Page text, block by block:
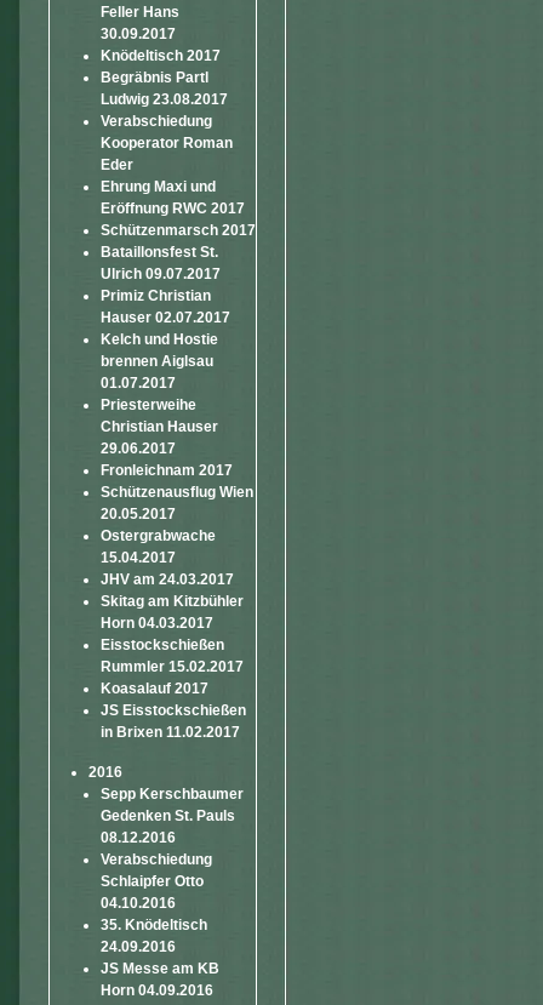
Feller Hans
30.09.2017
Knödeltisch 2017
Begräbnis Partl
Ludwig 23.08.2017
Verabschiedung
Kooperator Roman
Eder
Ehrung Maxi und
Eröffnung RWC 2017
Schützenmarsch 2017
Bataillonsfest St.
Ulrich 09.07.2017
Primiz Christian
Hauser 02.07.2017
Kelch und Hostie
brennen Aiglsau
01.07.2017
Priesterweihe
Christian Hauser
29.06.2017
Fronleichnam 2017
Schützenausflug Wien
20.05.2017
Ostergrabwache
15.04.2017
JHV am 24.03.2017
Skitag am Kitzbühler
Horn 04.03.2017
Eisstockschießen
Rummler 15.02.2017
Koasalauf 2017
JS Eisstockschießen
in Brixen 11.02.2017
2016
Sepp Kerschbaumer
Gedenken St. Pauls
08.12.2016
Verabschiedung
Schlaipfer Otto
04.10.2016
35. Knödeltisch
24.09.2016
JS Messe am KB
Horn 04.09.2016